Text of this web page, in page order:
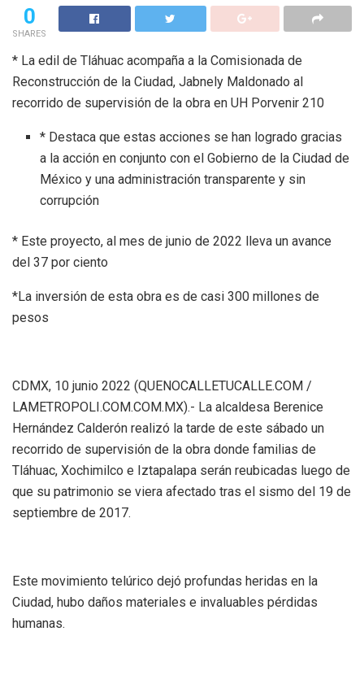
0
SHARES
* La edil de Tláhuac acompaña a la Comisionada de
Reconstrucción de la Ciudad, Jabnely Maldonado al
recorrido de supervisión de la obra en UH Porvenir 210
* Destaca que estas acciones se han logrado gracias
a la acción en conjunto con el Gobierno de la Ciudad de
México y una administración transparente y sin
corrupción
* Este proyecto, al mes de junio de 2022 lleva un avance
del 37 por ciento
*La inversión de esta obra es de casi 300 millones de
pesos
CDMX, 10 junio 2022 (QUENOCALLETUCALLE.COM /
LAMETROPOLI.COM.COM.MX).- La alcaldesa Berenice
Hernández Calderón realizó la tarde de este sábado un
recorrido de supervisión de la obra donde familias de
Tláhuac, Xochimilco e Iztapalapa serán reubicadas luego de
que su patrimonio se viera afectado tras el sismo del 19 de
septiembre de 2017.
Este movimiento telúrico dejó profundas heridas en la
Ciudad, hubo daños materiales e invaluables pérdidas
humanas.